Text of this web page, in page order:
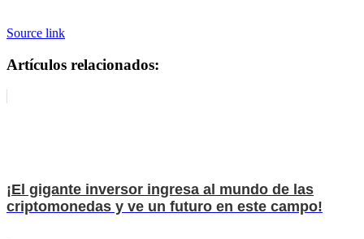
Source link
Artículos relacionados:
¡El gigante inversor ingresa al mundo de las
criptomonedas y ve un futuro en este campo!